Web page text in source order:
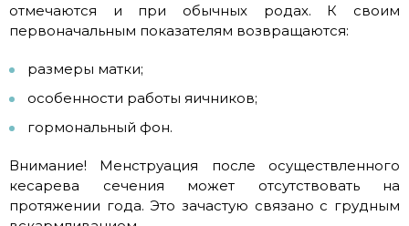
отмечаются и при обычных родах. К своим
первоначальным показателям возвращаются:
размеры матки;
особенности работы яичников;
гормональный фон.
Внимание! Менструация после осуществленного
кесарева сечения может отсутствовать на
протяжении года. Это зачастую связано с грудным